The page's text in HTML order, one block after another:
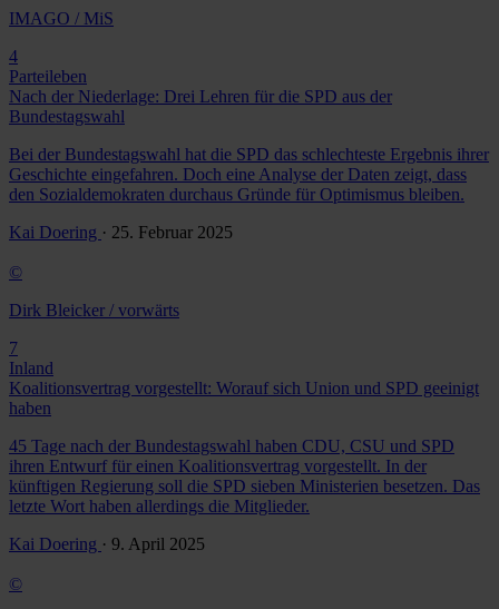
IMAGO / MiS
4
Parteileben
Nach der Niederlage: Drei Lehren für die SPD aus der
Bundestagswahl
Bei der Bundestagswahl hat die SPD das schlechteste Ergebnis ihrer
Geschichte eingefahren. Doch eine Analyse der Daten zeigt, dass
den Sozialdemokraten durchaus Gründe für Optimismus bleiben.
Kai Doering · 25. Februar 2025
©
Dirk Bleicker / vorwärts
7
Inland
Koalitionsvertrag vorgestellt: Worauf sich Union und SPD geeinigt
haben
45 Tage nach der Bundestagswahl haben CDU, CSU und SPD
ihren Entwurf für einen Koalitionsvertrag vorgestellt. In der
künftigen Regierung soll die SPD sieben Ministerien besetzen. Das
letzte Wort haben allerdings die Mitglieder.
Kai Doering · 9. April 2025
©